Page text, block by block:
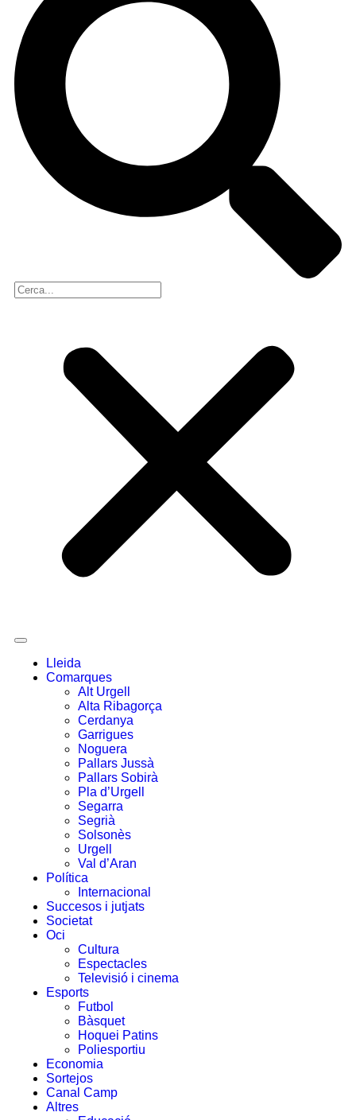
Lleida
Comarques
Alt Urgell
Alta Ribagorça
Cerdanya
Garrigues
Noguera
Pallars Jussà
Pallars Sobirà
Pla d’Urgell
Segarra
Segrià
Solsonès
Urgell
Val d’Aran
Política
Internacional
Succesos i jutjats
Societat
Oci
Cultura
Espectacles
Televisió i cinema
Esports
Futbol
Bàsquet
Hoquei Patins
Poliesportiu
Economia
Sortejos
Canal Camp
Altres